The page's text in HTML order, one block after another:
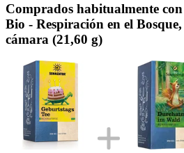
Comprados habitualmente
Bio - Respiración en el
cámara (21,60 g)